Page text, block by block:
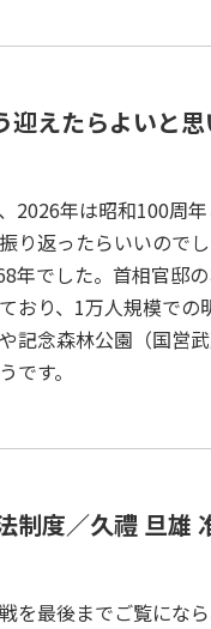
迎えたらよいと
2026年は昭和100周
り返ったらいいのでし
年でした。首相官邸
おり、1万人規模で
記念森林公園（国営
です。
制度／久禮 旦雄
を最後までご覧にな